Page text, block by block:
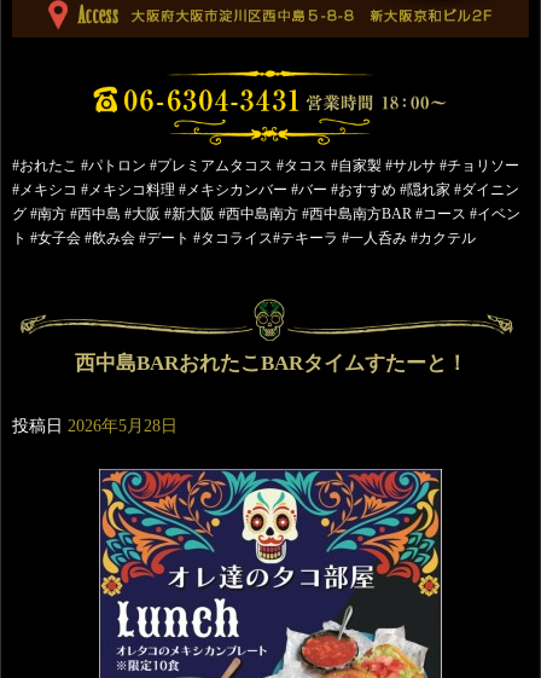
#おれたこ #パトロン #プレミアムタコス #タコス #自家製 #サルサ #チョリソー
#メキシコ #メキシコ料理 #メキシカンバー #バー #おすすめ #隠れ家 #ダイニン
グ #南方 #西中島 #大阪 #新大阪 #西中島南方 #西中島南方BAR #コース #イベン
ト #女子会 #飲み会 #デート #タコライス#テキーラ #一人呑み #カクテル
西中島BARおれたこBARタイムすたーと！
投稿日 2026年5月28日